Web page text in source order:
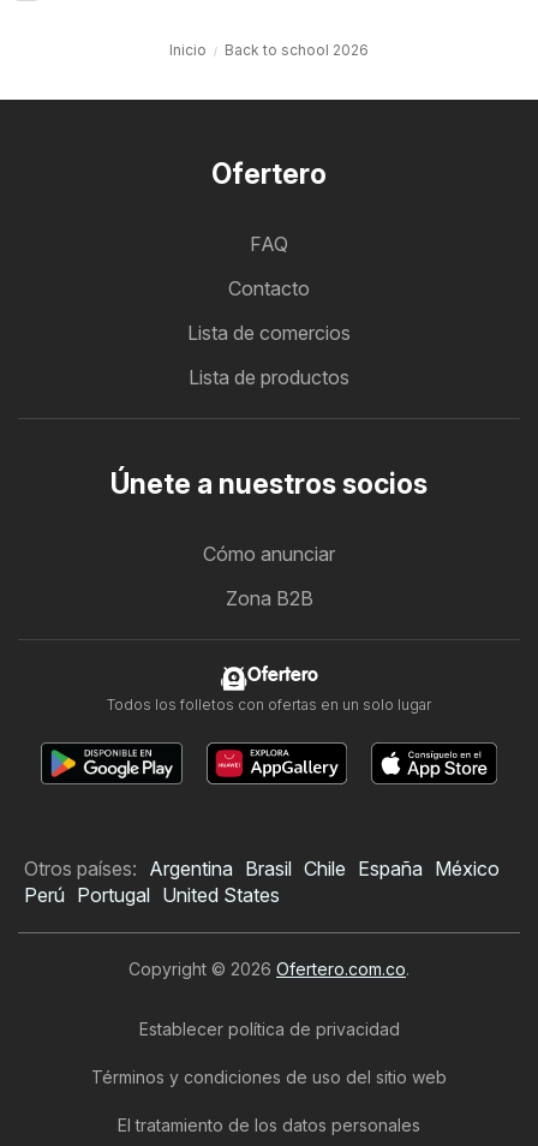
Inicio Back to school 2026
Ofertero
FAQ
Contacto
Lista de comercios
Lista de productos
Únete a nuestros socios
Cómo anunciar
Zona B2B
Ofertero
Todos los folletos con ofertas en un solo lugar
Otros países: Argentina Brasil Chile España México
Perú Portugal United States
Copyright © 2026 Ofertero.com.co.
Establecer política de privacidad
Términos y condiciones de uso del sitio web
El tratamiento de los datos personales